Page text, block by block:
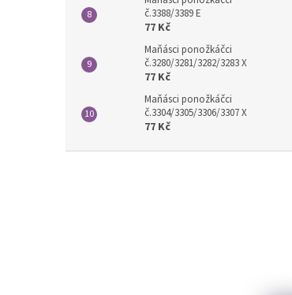
č.3388/3389 E
77 Kč
Maňásci ponožkáčci
č.3280/3281/3282/3283 X
77 Kč
Maňásci ponožkáčci
č.3304/3305/3306/3307 X
77 Kč